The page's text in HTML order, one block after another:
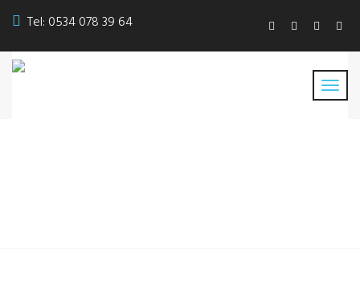
Tel: 0534 078 39 64